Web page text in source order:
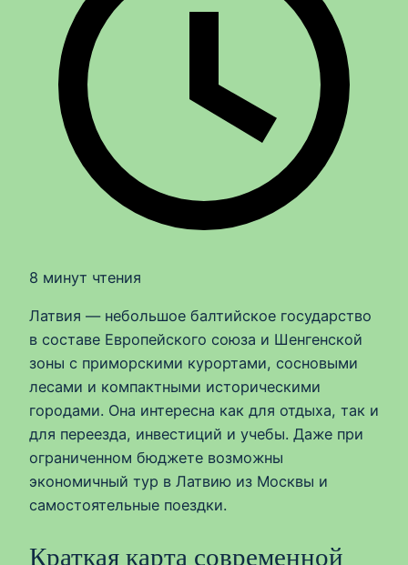
8 минут чтения
Латвия — небольшое балтийское государство
в составе Европейского союза и Шенгенской
зоны с приморскими курортами, сосновыми
лесами и компактными историческими
городами. Она интересна как для отдыха, так и
для переезда, инвестиций и учебы. Даже при
ограниченном бюджете возможны
экономичный тур в Латвию из Москвы и
самостоятельные поездки.
Краткая карта современной